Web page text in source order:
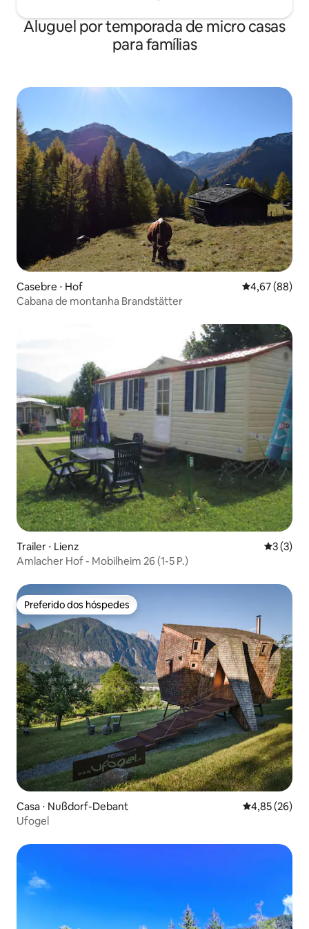
Aluguel por temporada de micro casas
para famílias
Casebre ⋅ Hof 4,67 de uma
4,67 (88)
Cabana de montanha Brandstätter
Trailer ⋅ Lienz 3 de
3 (3)
Amlacher Hof - Mobilheim 26 (1-5 P.)
Preferido dos hóspedes
Preferido dos hóspedes
Casa ⋅ Nußdorf-Debant 4,85 de uma
4,85 (26)
Ufogel